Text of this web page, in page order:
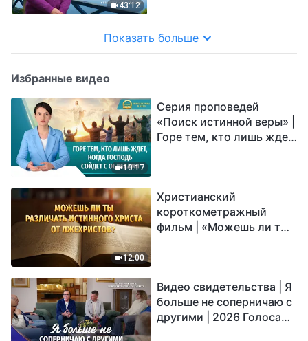
43:12
Показать больше
Избранные видео
10:17
Серия проповедей
«Поиск истинной веры» |
Горе тем, кто лишь ждет,
12:00
Христианский
короткометражный
фильм | «Можешь ли ты
Видео свидетельства | Я
больше не соперничаю с
другими | 2026 Голоса